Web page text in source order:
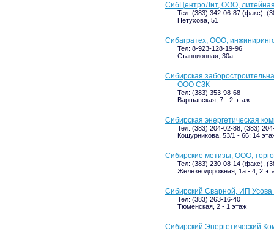
СибЦентроЛит, ООО,
Тел: (383) 342-06-87 (факс),
Петухова, 51
Сибагратех, ООО,
Тел: 8-923-128-19-96
Станционная, 30а
Сибирская
ООО СЗК
Тел: (383) 353-98-68
Варшавская, 7 - 2 этаж
Сибирская энергетическая
Тел: (383) 204-02-88, (383)
Кошурникова, 53/1 - 66; 14
Сибирские метизы, ООО,
Тел: (383) 230-08-14 (факс),
Железнодорожная, 1а - 4; 2
Сибирский Сварной, ИП
Тел: (383) 263-16-40
Тюменская, 2 - 1 этаж
Сибирский Энергетический